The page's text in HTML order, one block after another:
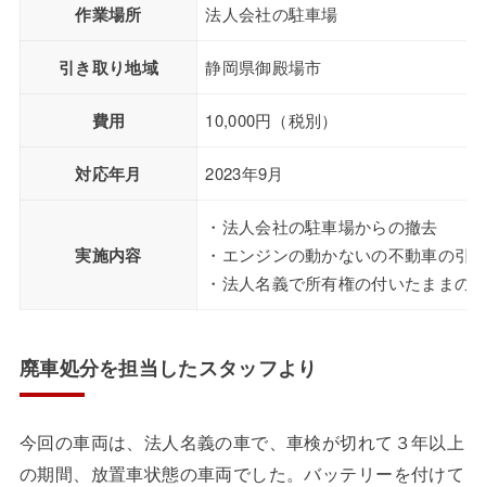
作業場所 法人会社の駐車場
引き取り地域 静岡県御殿場市
費用 10,000円（税別）
対応年月 2023年9月
実施内容
・法人会社の駐車場からの撤去
・エンジンの動かないの不動車の引
・法人名義で所有権の付いたままの
廃車処分を担当したスタッフより
今回の車両は、法人名義の車で、車検が切れて３年以上
の期間、放置車状態の車両でした。バッテリーを付けて